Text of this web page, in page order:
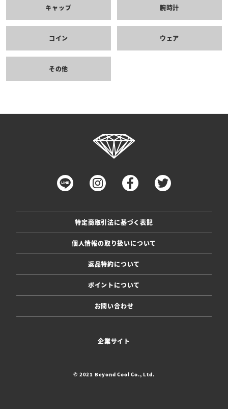
キャップ 腕時計
コイン ウェア
その他
特定商取引法に基づく表記
個人情報の取り扱いについて
返品特約について
ポイントについて
お問い合わせ
企業サイト
© 2021 Beyond Cool Co., Ltd.